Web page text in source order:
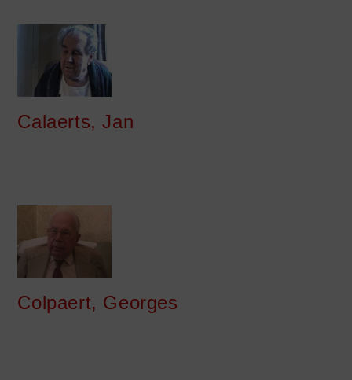
Calaerts, Jan
Colpaert, Georges